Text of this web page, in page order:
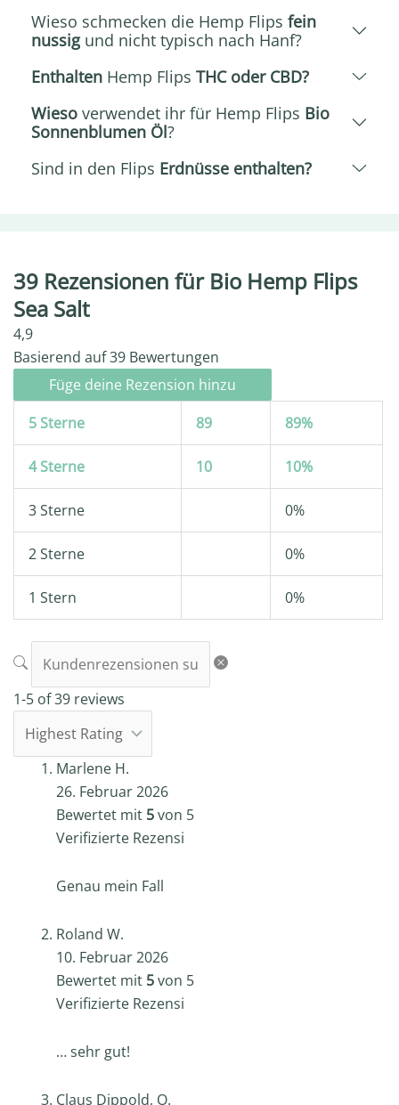
Wieso schmecken die Hemp Flips fein
nussigund nicht typisch nach Hanf?
Enthalten Hemp Flips THC oder CBD?
Wieso verwendet ihr für Hemp Flips Bio
Sonnenblumen Öl?
Sind in den Flips Erdnüsse enthalten?
39 Rezensionen für Bio Hemp Flips
Sea Salt
4,9
Basierend auf 39 Bewertungen
Füge deine Rezension hinzu
5 Sterne
89 89%
4 Sterne 10 10%
3 Sterne 0%
2 Sterne 0%
1 Stern 0%
1-5 of 39 reviews
Marlene H.
26. Februar 2026
Bewertet mit 5von 5
Verifizierte Rezension -
Genau mein Fall
Roland W.
10. Februar 2026
Bewertet mit 5von 5
Verifizierte Rezension -
… sehr gut!
Claus Dippold, O.